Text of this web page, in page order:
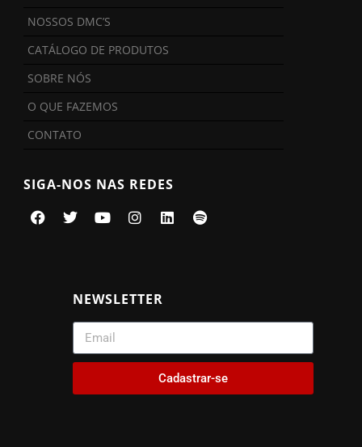
NOSSOS DMC’S
CATÁLOGO DE PRODUTOS
SOBRE NÓS
O QUE FAZEMOS
CONTATO
SIGA-NOS NAS REDES
NEWSLETTER
Cadastrar-se